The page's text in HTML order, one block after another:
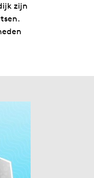
zijn